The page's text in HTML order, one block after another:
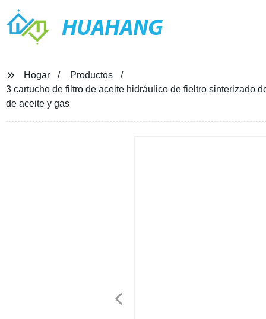
HUAHANG
Hogar
Productos
3 cartucho de filtro de aceite hidráulico de fieltro sinterizado
de aceite y gas